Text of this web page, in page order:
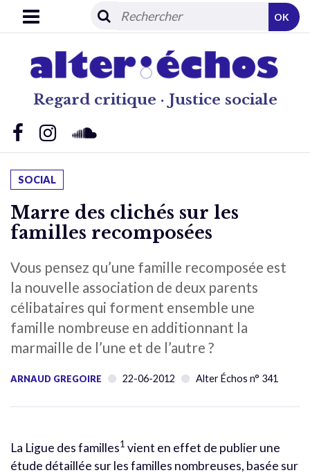
Regard critique · Justice sociale
OK
SOCIAL
Marre des clichés sur les
familles recomposées
Vous pensez qu’une famille recomposée est
la nouvelle association de deux parents
célibataires qui forment ensemble une
famille nombreuse en additionnant la
marmaille de l’une et de l’autre ?
ARNAUD GREGOIRE 22-06-2012 Alter Échos n° 341
La Ligue des familles1 vient en effet de publier une
étude détaillée sur les familles nombreuses, basée sur